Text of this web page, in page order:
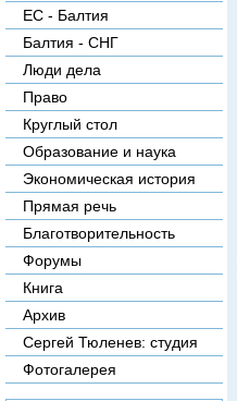
ЕС - Балтия
Балтия - СНГ
Люди дела
Право
Круглый стол
Образование и наука
Экономическая история
Прямая речь
Благотворительность
Форумы
Книга
Архив
Сергей Тюленев: студия
Фотогалерея